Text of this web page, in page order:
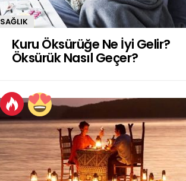
SAĞLIK
Kuru Öksürüğe Ne İyi Gelir?
Öksürük Nasıl Geçer?